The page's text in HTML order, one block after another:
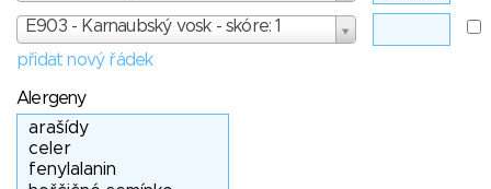
E903 - Karnaubský vosk - skóre: 1
přidat nový řádek
Alergeny